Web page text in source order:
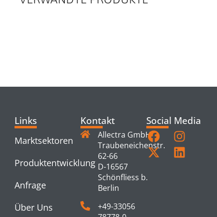
Links
Marktsektoren
Produktentwicklung
Anfrage
Über Uns
Kontakt
Allectra GmbH
Traubeneichenstr.
62-66
D-16567
Schönfliess b.
Berlin
+49-33056
Social Media